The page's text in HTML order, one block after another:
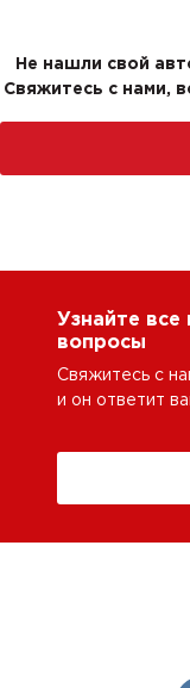
Не нашли свой
Свяжитесь с нами,
Узнайте
вопросы
Свяжитесь с
и он ответит